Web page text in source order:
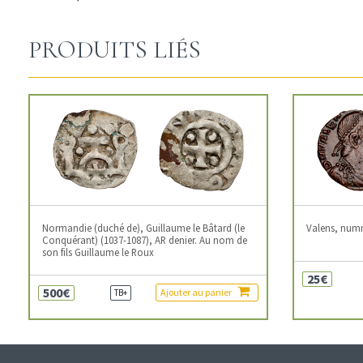
PRODUITS LIÉS
Normandie (duché de), Guillaume le Bâtard (le
Conquérant) (1037-1087), AR denier. Au nom de
son fils Guillaume le Roux
500€ TB+ Ajouter au panier
Valens,
25€